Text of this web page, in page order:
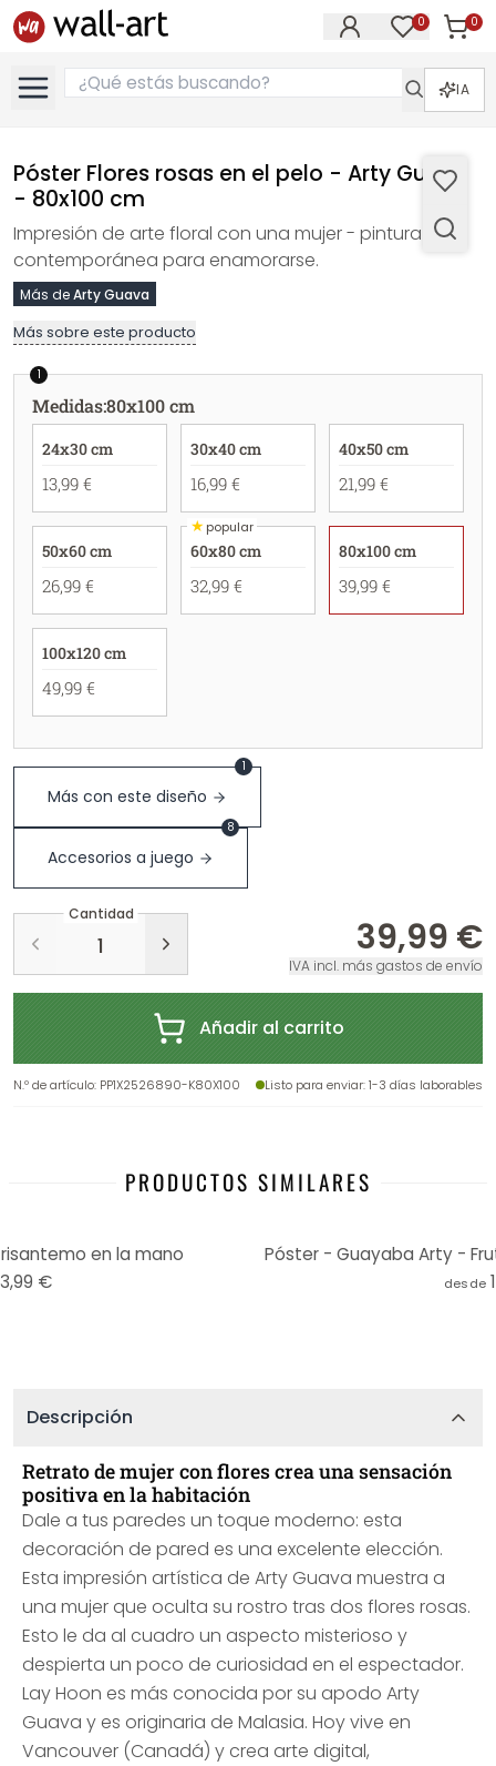
0 0
IA
Póster Flores rosas en el pelo - Arty Guava
- 80x100 cm
Impresión de arte floral con una mujer - pintura
contemporánea para enamorarse.
Más deArty Guava
Más sobre este producto
1
Medidas:80x100 cm
24x30 cm
13,99 €
30x40 cm
16,99 €
40x50 cm
21,99 €
50x60 cm
26,99 €
★popular
60x80 cm
32,99 €
80x100 cm
39,99 €
100x120 cm
49,99 €
Más con este diseño
1
Accesorios a juego
8
Cantidad
39,99 €
IVA incl. más gastos de envío
Añadir al carrito
N.º de artículo: PP1X2526890-K80X100 Listo para enviar: 1-3 días laborables
PRODUCTOS SIMILARES
en la mano
€
Póster - Guayaba Arty -
desde
Descripción
Retrato de mujer con flores crea una sensación
positiva en la habitación
Dale a tus paredes un toque moderno: esta
decoración de pared es una excelente elección.
Esta impresión artística de Arty Guava muestra a
una mujer que oculta su rostro tras dos flores rosas.
Esto le da al cuadro un aspecto misterioso y
despierta un poco de curiosidad en el espectador.
Lay Hoon es más conocida por su apodo Arty
Guava y es originaria de Malasia. Hoy vive en
Vancouver (Canadá) y crea arte digital,